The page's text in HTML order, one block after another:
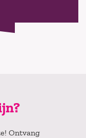
Ontvang